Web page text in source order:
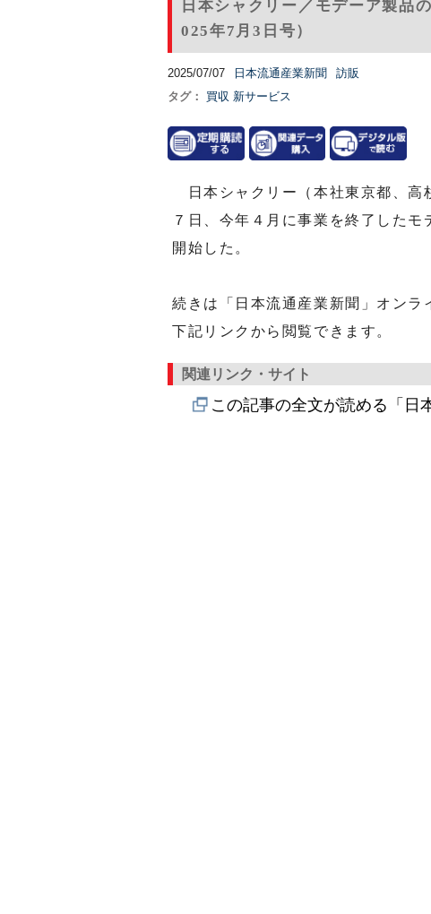
日本シャクリー／モデーア製品
025年7月3日号）
2025/07/07 日本流通産業新聞
訪販
タグ：
買収 新サービス
日本シャクリー（本社東京都、高
７日、今年４月に事業を終了した
開始した。
続きは「日本流通産業新聞」オンラ
下記リンクから閲覧できます。
関連リンク・サイト
この記事の全文が読める「日